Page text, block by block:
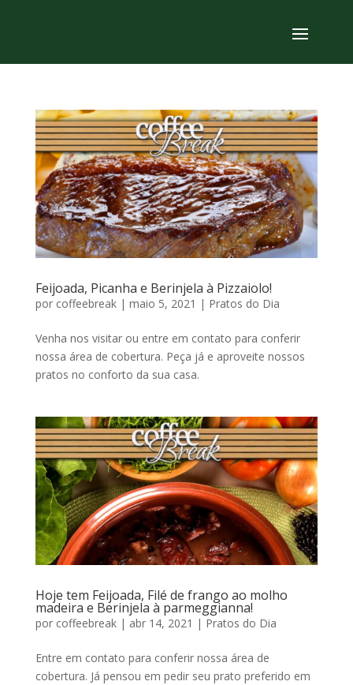
Feijoada, Picanha e Berinjela à Pizzaiolo!
por coffeebreak| maio 5, 2021 | Pratos do Dia
Venha nos visitar ou entre em contato para conferir
nossa área de cobertura. Peça já e aproveite nossos
pratos no conforto da sua casa.
Hoje tem Feijoada, Filé de frango ao molho
madeira e Berinjela à parmeggianna!
por coffeebreak| abr 14, 2021 | Pratos do Dia
Entre em contato para conferir nossa área de
cobertura. Já pensou em pedir seu prato preferido em